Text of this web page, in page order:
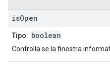
isOpen
Tipo: boolean
Controlla se la finestra